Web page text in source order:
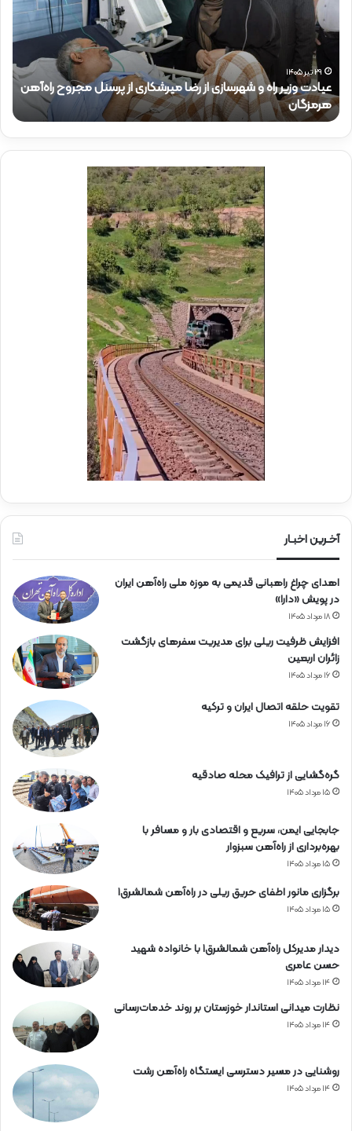
شهرسازی از رضا میرشکاری از پرسنل مجروح راه‌آهن
د
ت
ر
ذ
ا
ک
ر
ی
د
ر
م
و
ک
ب
ش
ه
د
ا
ی
ر
ا
ه‌
آ
ه
ن
۱۵ تیر ۱۴۰۵
حضور دکتر ذاکری
آخـرین اخبـار
اهدای چراغ راهبانی قدیمی به موزه ملی راه‌آهن ایران
در پویش «دارا»
۱۸ مرداد ۱۴۰۵
افزایش ظرفیت ریلی برای مدیریت سفرهای بازگشت
زائران اربعین
۱۶ مرداد ۱۴۰۵
تقویت حلقه اتصال ایران و ترکیه
۱۶ مرداد ۱۴۰۵
گره‌گشایی از ترافیک محله صادقیه
۱۵ مرداد ۱۴۰۵
جابجایی ایمن، سریع و اقتصادی بار و مسافر با
بهره‌برداری از راه‌آهن سبزوار
۱۵ مرداد ۱۴۰۵
برگزاری مانور اطفای حریق ریلی در راه‌آهن شمالشرق۱
۱۵ مرداد ۱۴۰۵
دیدار مدیرکل راه‌آهن شمالشرق۱ با خانواده شهید
حسن عامری
۱۴ مرداد ۱۴۰۵
نظارت میدانی استاندار خوزستان بر روند خدمات‌رسانی
۱۴ مرداد ۱۴۰۵
روشنایی در مسیر دسترسی ایستگاه راه‌آهن رشت
۱۴ مرداد ۱۴۰۵